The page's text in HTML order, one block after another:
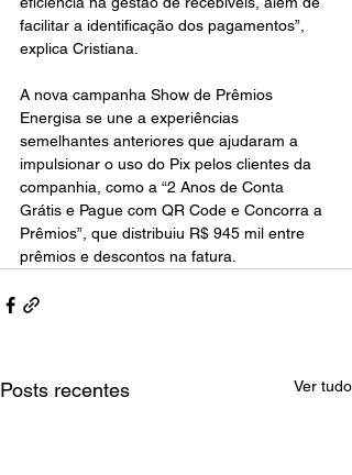
facilitar a identificação dos pagamentos”,
explica Cristiana.
A nova campanha Show de Prêmios
Energisa se une a experiências
semelhantes anteriores que ajudaram a
impulsionar o uso do Pix pelos clientes da
companhia, como a “2 Anos de Conta
Grátis e Pague com QR Code e Concorra a
Prêmios”, que distribuiu R$ 945 mil entre
prêmios e descontos na fatura.
Posts recentes Ver tudo